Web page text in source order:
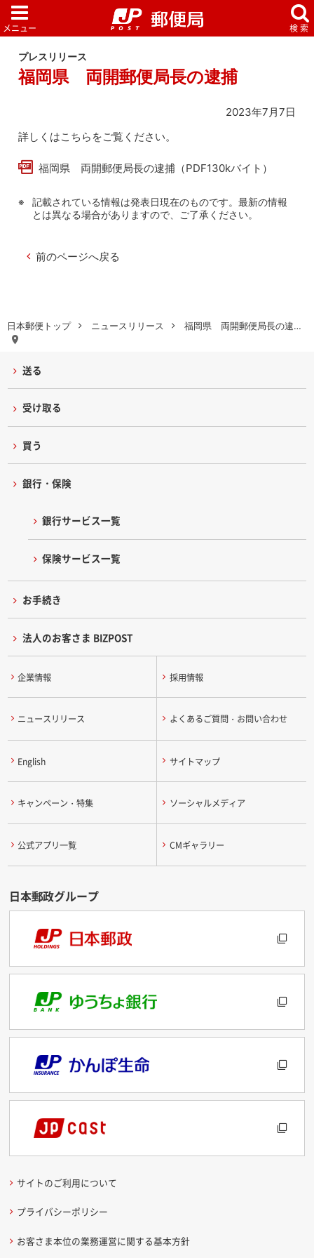
日本郵便トップ ニュースリリース 福岡県 両開郵便局長の逮…
プレスリリース
福岡県 両開郵便局長の逮捕
2023年7月7日
詳しくはこちらをご覧ください。
福岡県 両開郵便局長の逮捕（PDF130kバイト）
記載されている情報は発表日現在のものです。最新の情報
とは異なる場合がありますので、ご了承ください。
前のページへ戻る
送る
受け取る
買う
銀行・保険
銀行サービス一覧
保険サービス一覧
お手続き
法人のお客さま BIZPOST
企業情報 採用情報
ニュースリリース よくあるご質問・お問い合わせ
English サイトマップ
キャンペーン・特集 ソーシャルメディア
公式アプリ一覧 CMギャラリー
サイトのご利用について
プライバシーポリシー
お客さま本位の業務運営に関する基本方針